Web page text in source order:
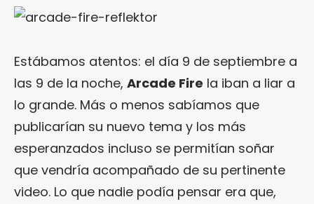
Estábamos atentos: el día 9 de septiembre a
las 9 de la noche, Arcade Fire la iban a liar a
lo grande. Más o menos sabíamos que
publicarían su nuevo tema y los más
esperanzados incluso se permitían soñar
que vendría acompañado de su pertinente
video. Lo que nadie podía pensar era que,